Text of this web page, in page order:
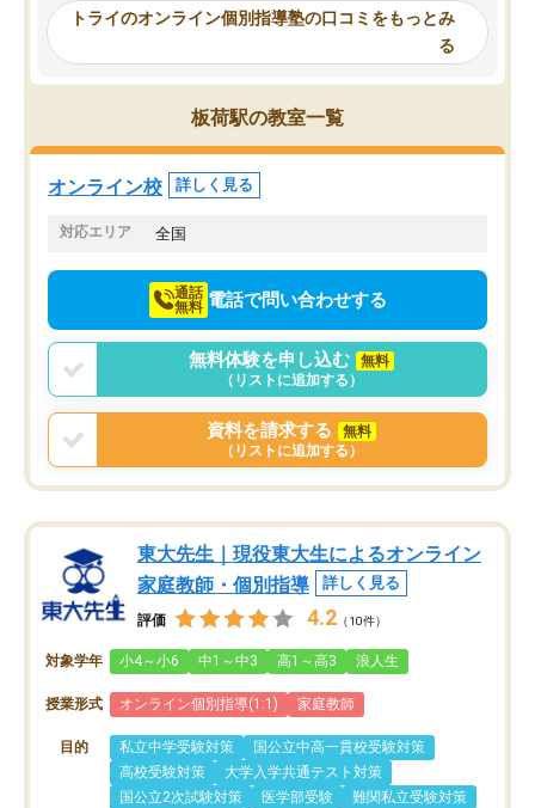
ったんですが、学生の先生から学ぶこ
み、徐々に成績が上がったらいいなと
思っていました。何が今足りないのか
を的確に指導いただき、子どももびっ
くりするほど楽しんでやる気を持って
塾を受けています。狙い通り、少しず
つ成績も上がり、苦手意識も無くなっ
てきたので、さらに苦手な数学も追加
でお願いしました。来年の高校受験に
らないところをピンポイ
頂いて、とてもわかり
していました。一生を
スト、多少お金がかかっ
トライのオンライン個別指導塾の口コミをもっとみ
る
板荷駅の教室一覧
オンライン校 詳しく見る
対応エリア 全国
通話
無料 電話で問い合わせする
無料体験を申し込む
無料
（リストに追加する）
資料を請求する
無料
（リストに追加する）
東大先生｜現役東大生によるオンライン
家庭教師・個別指導
詳しく見る
評価 4.2 （10件）
対象学年 小4～小6 中1～中3 高1～高3 浪人生
授業形式 オンライン個別指導(1:1) 家庭教師
目的 私立中学受験対策
国公立中高一貫校受験対策
高校受験対策
大学入学共通テスト対策
国公立2次試験対策
医学部受験
難関私立受験対策